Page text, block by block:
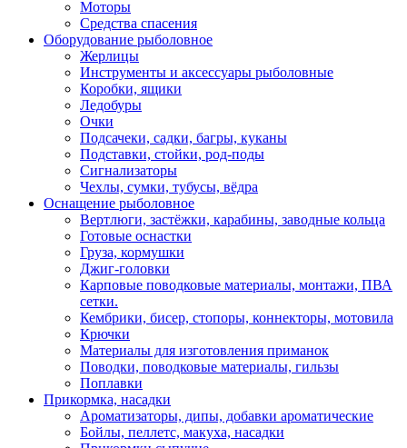
Моторы
Средства спасения
Оборудование рыболовное
Жерлицы
Инструменты и аксессуары рыболовные
Коробки, ящики
Ледобуры
Очки
Подсачеки, садки, багры, куканы
Подставки, стойки, род-поды
Сигнализаторы
Чехлы, сумки, тубусы, вёдра
Оснащение рыболовное
Вертлюги, застёжки, карабины, заводные кольца
Готовые оснастки
Груза, кормушки
Джиг-головки
Карповые поводковые материалы, монтажи, ПВА
сетки.
Кембрики, бисер, стопоры, коннекторы, мотовила
Крючки
Материалы для изготовления приманок
Поводки, поводковые материалы, гильзы
Поплавки
Прикормка, насадки
Ароматизаторы, дипы, добавки ароматические
Бойлы, пеллетс, макуха, насадки